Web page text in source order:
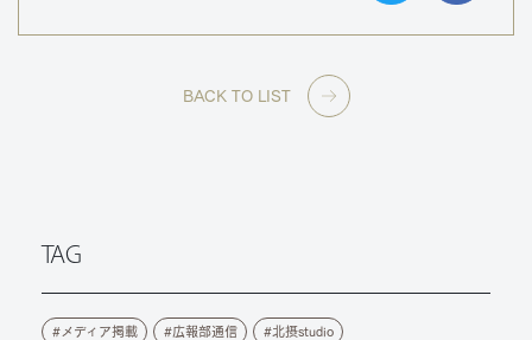
BACK TO LIST
TAG
メディア掲載 広報部通信 北摂studio